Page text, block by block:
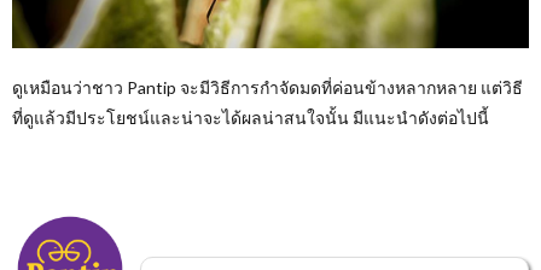
ดูเหมือนว่าชาว Pantip จะมีวิธีการกำจัดมดที่ค่อนข้างหลากหลาย แต่วิธี
ที่ดูแล้วมีประโยชน์และน่าจะได้ผลน่าสนใจนั้น มีแนะนำดังต่อไปนี้